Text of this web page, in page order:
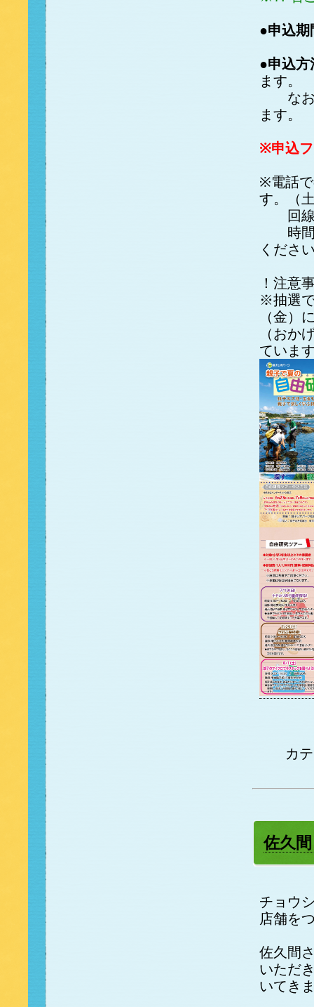
●申込期
●申込方
ます。
なお
ます。
※申込
※電話で
す。（
回線
時間
くださ
！注意
※抽選
（金）
（おか
ていま
カ
佐久
チョウ
店舗を
佐久間
いただ
いてき